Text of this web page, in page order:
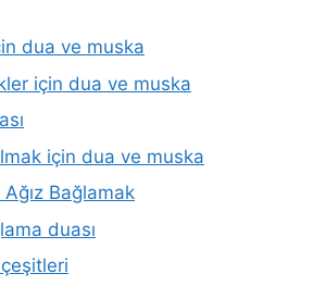
dua ve muska
için dua ve muska
için dua ve muska
Bağlamak
duası